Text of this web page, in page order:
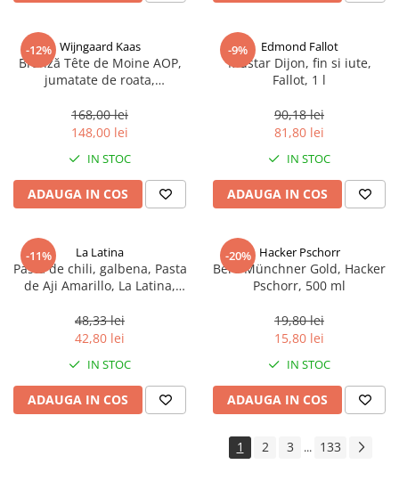
-12% Wijngaard Kaas
Brânză Tête de Moine AOP,
jumatate de roata,
168,00 lei
148,00 lei
IN STOC
ADAUGA IN COS
-9% Edmond Fallot
Mustar Dijon, fin si iute,
Fallot, 1 l
90,18 lei
81,80 lei
IN STOC
ADAUGA IN COS
-11% La Latina
Pasta de chili, galbena, Pasta
de Aji Amarillo, La Latina,
48,33 lei
42,80 lei
IN STOC
ADAUGA IN COS
-20% Hacker Pschorr
Bere Münchner Gold, Hacker
Pschorr, 500 ml
19,80 lei
15,80 lei
IN STOC
ADAUGA IN COS
1 2 3 ... 133